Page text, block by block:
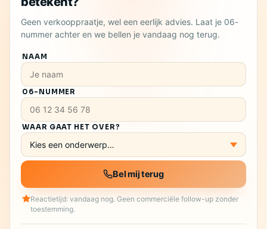
Geen verkooppraatje, wel een eerlijk advies. Laat je 06-
nummer achter en we bellen je vandaag nog terug.
NAAM
06-NUMMER
WAAR GAAT HET OVER?
Bel mij terug
Reactietijd: vandaag nog. Geen commerciële follow-up zonder
toestemming.